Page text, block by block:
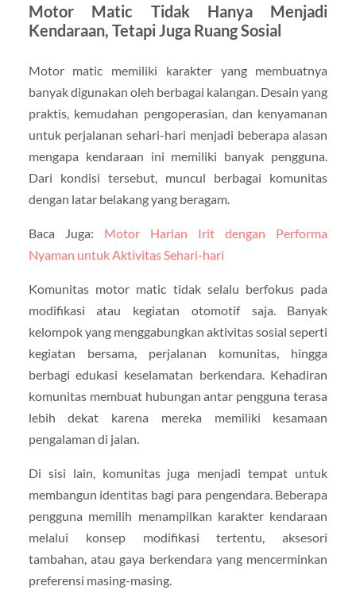
Motor Matic Tidak Hanya Menjadi
Kendaraan, Tetapi Juga Ruang Sosial
Motor matic memiliki karakter yang membuatnya
banyak digunakan oleh berbagai kalangan. Desain yang
praktis, kemudahan pengoperasian, dan kenyamanan
untuk perjalanan sehari-hari menjadi beberapa alasan
mengapa kendaraan ini memiliki banyak pengguna.
Dari kondisi tersebut, muncul berbagai komunitas
dengan latar belakang yang beragam.
Baca Juga: Motor Harian Irit dengan Performa
Nyaman untuk Aktivitas Sehari-hari
Komunitas motor matic tidak selalu berfokus pada
modifikasi atau kegiatan otomotif saja. Banyak
kelompok yang menggabungkan aktivitas sosial seperti
kegiatan bersama, perjalanan komunitas, hingga
berbagi edukasi keselamatan berkendara. Kehadiran
komunitas membuat hubungan antar pengguna terasa
lebih dekat karena mereka memiliki kesamaan
pengalaman di jalan.
Di sisi lain, komunitas juga menjadi tempat untuk
membangun identitas bagi para pengendara. Beberapa
pengguna memilih menampilkan karakter kendaraan
melalui konsep modifikasi tertentu, aksesori
tambahan, atau gaya berkendara yang mencerminkan
preferensi masing-masing.